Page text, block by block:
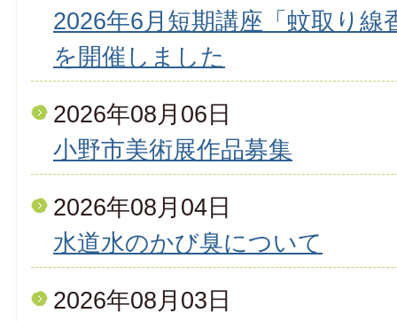
2026年6月短期講座「蚊取り
を開催しました
2026年08月06日
小野市美術展作品募集
2026年08月04日
水道水のかび臭について
2026年08月03日